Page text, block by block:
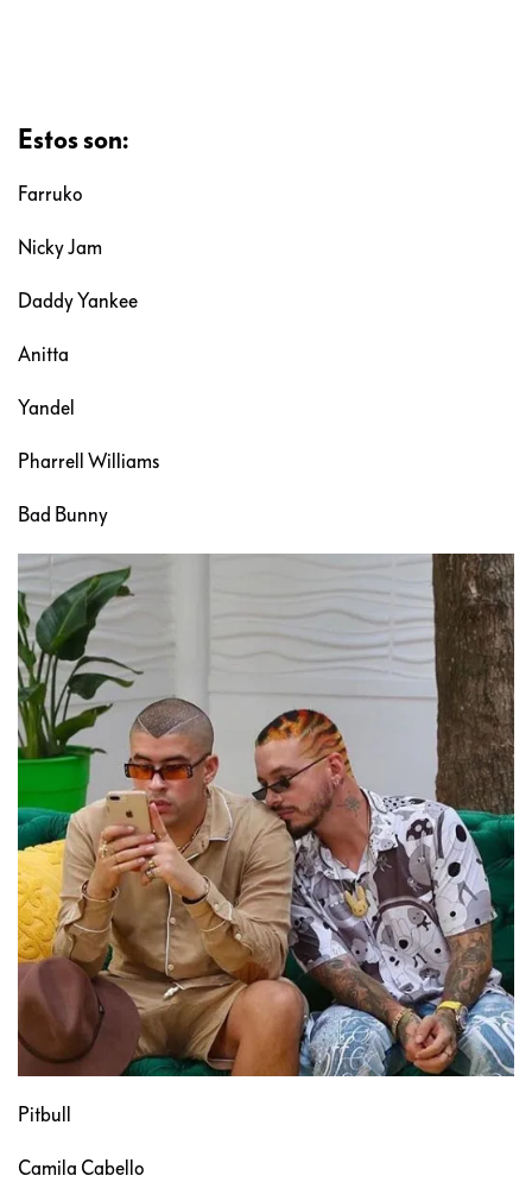
Estos son:
Farruko
Nicky Jam
Daddy Yankee
Anitta
Yandel
Pharrell Williams
Bad Bunny
Pitbull
Camila Cabello